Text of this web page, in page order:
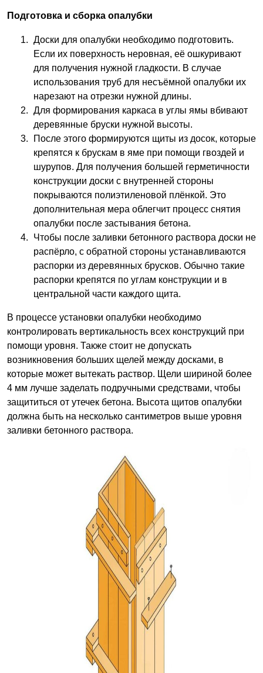
Подготовка и сборка опалубки
Доски для опалубки необходимо подготовить.
Если их поверхность неровная, её ошкуривают
для получения нужной гладкости. В случае
использования труб для несъёмной опалубки их
нарезают на отрезки нужной длины.
Для формирования каркаса в углы ямы вбивают
деревянные бруски нужной высоты.
После этого формируются щиты из досок, которые
крепятся к брускам в яме при помощи гвоздей и
шурупов. Для получения большей герметичности
конструкции доски с внутренней стороны
покрываются полиэтиленовой плёнкой. Это
дополнительная мера облегчит процесс снятия
опалубки после застывания бетона.
Чтобы после заливки бетонного раствора доски не
распёрло, с обратной стороны устанавливаются
распорки из деревянных брусков. Обычно такие
распорки крепятся по углам конструкции и в
центральной части каждого щита.
В процессе установки опалубки необходимо
контролировать вертикальность всех конструкций при
помощи уровня. Также стоит не допускать
возникновения больших щелей между досками, в
которые может вытекать раствор. Щели шириной более
4 мм лучше заделать подручными средствами, чтобы
защититься от утечек бетона. Высота щитов опалубки
должна быть на несколько сантиметров выше уровня
заливки бетонного раствора.